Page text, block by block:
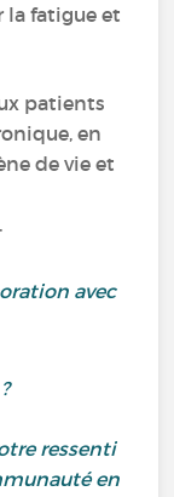
fatigue et
patients
en
de vie et
avec
ressenti
en